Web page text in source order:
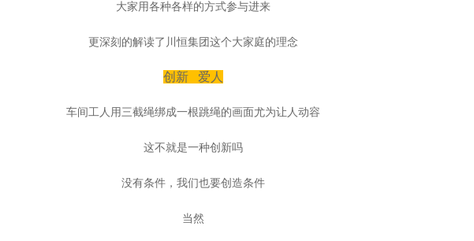
大家用各种各样的方式参与进来
更深刻的解读了川恒集团这个大家庭的理念
创新 爱人
车间工人用三截绳绑成一根跳绳的画面尤为让人动容
这不就是一种创新吗
没有条件，我们也要创造条件
当然